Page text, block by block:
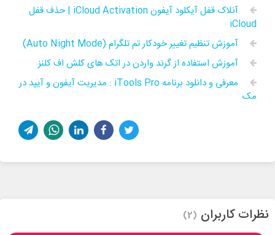
آنلاک قفل آیکلود آیفون iCloud Activation | حذف قفل
iCloud
آموزش تنظیم تغییر خودکار تم تلگرام (Auto Night Mode)
آموزش استفاده از گرند واردن در اتک های کلش اف کلنز
معرفی و دانلود برنامه iTools Pro : مدیریت آیفون و آیپد در
مک
نظرات کاربران (2)